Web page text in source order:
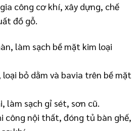
công cơ khí, xây dựng, chế
đồ gỗ.
làm sạch bề mặt kim loại
loại bỏ dằm và bavia trên bề mặt
làm sạch gỉ sét, sơn cũ.
công nội thất, đóng tủ bàn ghế,